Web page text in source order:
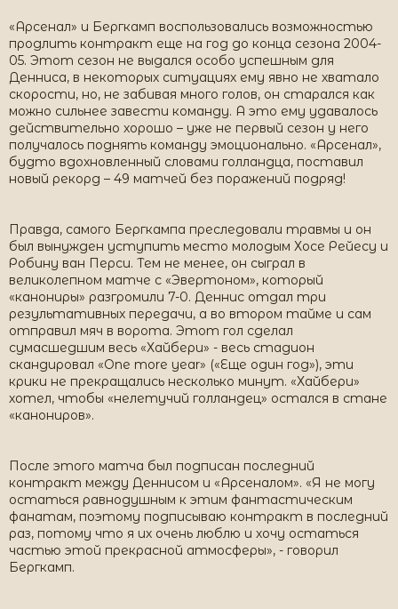
«Арсенал» и Бергкамп воспользовались возможностью
продлить контракт еще на год до конца сезона 2004-
05. Этот сезон не выдался особо успешным для
Денниса, в некоторых ситуациях ему явно не хватало
скорости, но, не забивая много голов, он старался как
можно сильнее завести команду. А это ему удавалось
действительно хорошо – уже не первый сезон у него
получалось поднять команду эмоционально. «Арсенал»,
будто вдохновленный словами голландца, поставил
новый рекорд – 49 матчей без поражений подряд!
Правда, самого Бергкампа преследовали травмы и он
был вынужден уступить место молодым Хосе Рейесу и
Робину ван Перси. Тем не менее, он сыграл в
великолепном матче с «Эвертоном», который
«канониры» разгромили 7-0. Деннис отдал три
результативных передачи, а во втором тайме и сам
отправил мяч в ворота. Этот гол сделал
сумасшедшим весь «Хайбери» - весь стадион
скандировал «One more year» («Еще один год»), эти
крики не прекращались несколько минут. «Хайбери»
хотел, чтобы «нелетучий голландец» остался в стане
«канониров».
После этого матча был подписан последний
контракт между Деннисом и «Арсеналом». «Я не могу
остаться равнодушным к этим фантастическим
фанатам, поэтому подписываю контракт в последний
раз, потому что я их очень люблю и хочу остаться
частью этой прекрасной атмосферы», - говорил
Бергкамп.